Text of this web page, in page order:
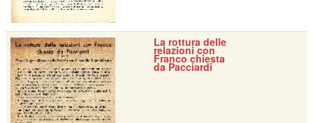
La rottura delle
relazioni con
Franco chiesta
da Pacciardi